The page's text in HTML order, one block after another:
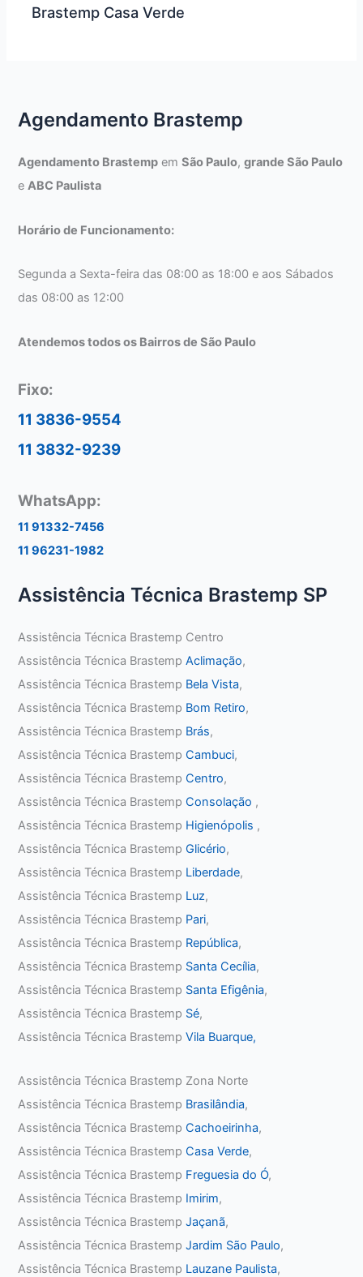
Brastemp Casa Verde
Agendamento Brastemp
Agendamento Brastemp emSão Paulo,grande São Paulo
eABC Paulista
Horário de Funcionamento:
Segunda a Sexta-feira das 08:00 as 18:00 e aos Sábados
das 08:00 as 12:00
Atendemos todos os Bairros de São Paulo
Fixo:
11 3836-9554
11 3832-9239
WhatsApp:
11 91332-7456
11 96231-1982
Assistência Técnica Brastemp SP
Assistência Técnica Brastemp Centro
Assistência Técnica BrastempAclimação,
Assistência Técnica Brastemp Bela Vista,
Assistência Técnica Brastemp Bom Retiro,
Assistência Técnica Brastemp Brás,
Assistência Técnica BrastempCambuci,
Assistência Técnica BrastempCentro,
Assistência Técnica BrastempConsolação ,
Assistência Técnica Brastemp Higienópolis ,
Assistência Técnica BrastempGlicério,
Assistência Técnica Brastemp Liberdade,
Assistência Técnica Brastemp Luz,
Assistência Técnica Brastemp Pari,
Assistência Técnica Brastemp República,
Assistência Técnica Brastemp Santa Cecília,
Assistência Técnica Brastemp Santa Efigênia,
Assistência Técnica Brastemp Sé,
Assistência Técnica BrastempVila Buarque,
Assistência Técnica Brastemp Zona Norte
Assistência Técnica Brastemp Brasilândia,
Assistência Técnica BrastempCachoeirinha,
Assistência Técnica BrastempCasa Verde,
Assistência Técnica Brastemp Freguesia do Ó,
Assistência Técnica Brastemp Imirim,
Assistência Técnica BrastempJaçanã,
Assistência Técnica BrastempJardim São Paulo,
Assistência Técnica Brastemp Lauzane Paulista,